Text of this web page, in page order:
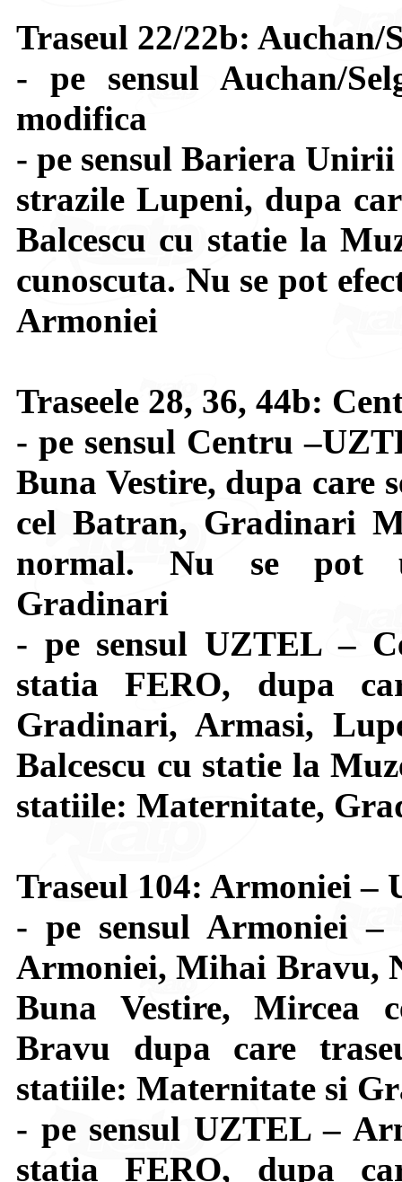
Traseul 22/22b:
- pe sensul Auchan/
modifica
- pe sensul Bariera
strazile Lupeni, dupa
Balcescu cu statie la
cunoscuta. Nu se pot
Armoniei
Traseele 28, 36, 44b:
- pe sensul Centru
Buna Vestire, dupa care
cel Batran, Gradinari
normal. Nu se pot
Gradinari
- pe sensul UZTEL –
statia FERO, dupa
Gradinari, Armasi,
Balcescu cu statie la
statiile: Maternitate,
Traseul 104: Armoniei –
- pe sensul Armoniei
Armoniei, Mihai Bravu,
Buna Vestire, Mircea
Bravu dupa care
statiile: Maternitate si
- pe sensul UZTEL –
statia FERO, dupa